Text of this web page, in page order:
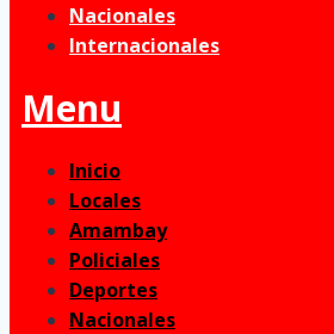
Nacionales
Internacionales
Menu
Inicio
Locales
Amambay
Policiales
Deportes
Nacionales